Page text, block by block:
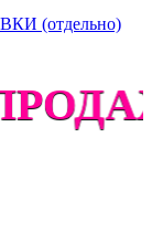
(отдельно)